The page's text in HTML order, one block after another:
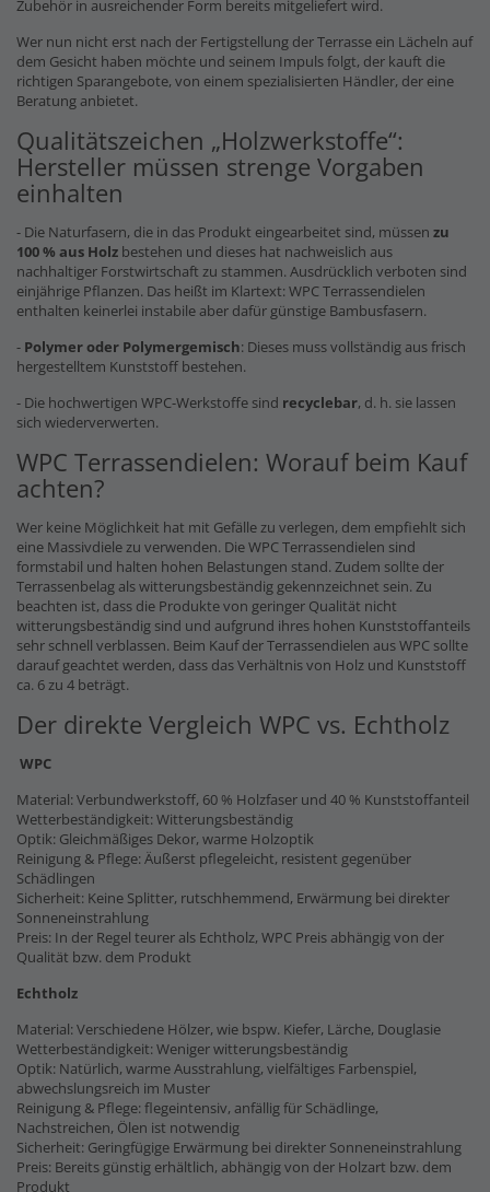
Zubehör in ausreichender Form bereits mitgeliefert wird.
Wer nun nicht erst nach der Fertigstellung der Terrasse ein Lächeln auf
dem Gesicht haben möchte und seinem Impuls folgt, der kauft die
richtigen Sparangebote, von einem spezialisierten Händler, der eine
Beratung anbietet.
Qualitätszeichen „Holzwerkstoffe“:
Hersteller müssen strenge Vorgaben
einhalten
- Die Naturfasern, die in das Produkt eingearbeitet sind, müssen zu
100 % aus Holz bestehen und dieses hat nachweislich aus
nachhaltiger Forstwirtschaft zu stammen. Ausdrücklich verboten sind
einjährige Pflanzen. Das heißt im Klartext: WPC Terrassendielen
enthalten keinerlei instabile aber dafür günstige Bambusfasern.
- Polymer oder Polymergemisch: Dieses muss vollständig aus frisch
hergestelltem Kunststoff bestehen.
- Die hochwertigen WPC-Werkstoffe sind recyclebar, d. h. sie lassen
sich wiederverwerten.
WPC Terrassendielen: Worauf beim Kauf
achten?
Wer keine Möglichkeit hat mit Gefälle zu verlegen, dem empfiehlt sich
eine Massivdiele zu verwenden. Die WPC Terrassendielen sind
formstabil und halten hohen Belastungen stand. Zudem sollte der
Terrassenbelag als witterungsbeständig gekennzeichnet sein. Zu
beachten ist, dass die Produkte von geringer Qualität nicht
witterungsbeständig sind und aufgrund ihres hohen Kunststoffanteils
sehr schnell verblassen. Beim Kauf der Terrassendielen aus WPC sollte
darauf geachtet werden, dass das Verhältnis von Holz und Kunststoff
ca. 6 zu 4 beträgt.
Der direkte Vergleich WPC vs. Echtholz
WPC
Material: Verbundwerkstoff, 60 % Holzfaser und 40 % Kunststoffanteil
Wetterbeständigkeit: Witterungsbeständig
Optik: Gleichmäßiges Dekor, warme Holzoptik
Reinigung & Pflege: Äußerst pflegeleicht, resistent gegenüber
Schädlingen
Sicherheit: Keine Splitter, rutschhemmend, Erwärmung bei direkter
Sonneneinstrahlung
Preis: In der Regel teurer als Echtholz, WPC Preis abhängig von der
Qualität bzw. dem Produkt
Echtholz
Material: Verschiedene Hölzer, wie bspw. Kiefer, Lärche, Douglasie
Wetterbeständigkeit: Weniger witterungsbeständig
Optik: Natürlich, warme Ausstrahlung, vielfältiges Farbenspiel,
abwechslungsreich im Muster
Reinigung & Pflege: flegeintensiv, anfällig für Schädlinge,
Nachstreichen, Ölen ist notwendig
Sicherheit: Geringfügige Erwärmung bei direkter Sonneneinstrahlung
Preis: Bereits günstig erhältlich, abhängig von der Holzart bzw. dem
Produkt